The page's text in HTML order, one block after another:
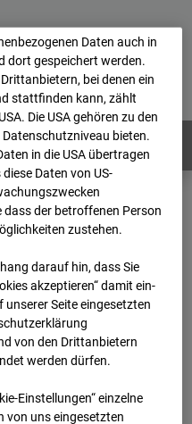
Login
Archiv
- BV-
BN Amsterdam
Daten auch in
dort gespeichert werden.
bei denen ein
stattfinden kann, zählt
Die USA gehören zu den
bieten.
in die USA übertragen
Daten von US-
der betroffenen Person
zustehen.
darauf hin, dass Sie
akzeptieren“ damit ein­
Seite eingesetzten
von den Drittanbietern
werden dürfen.
Einstellungen“ einzelne
von uns eingesetzten